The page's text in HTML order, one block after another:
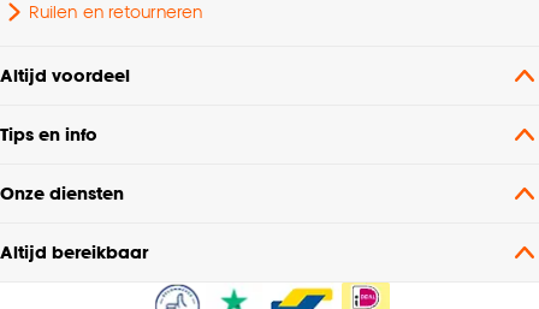
Ruilen en retourneren
Altijd voordeel
Tips en info
Onze diensten
Altijd bereikbaar